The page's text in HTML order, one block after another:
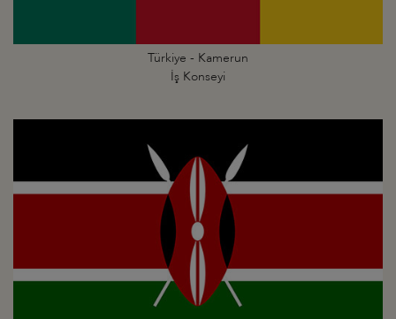
Türkiye - Kamerun
İş Konseyi